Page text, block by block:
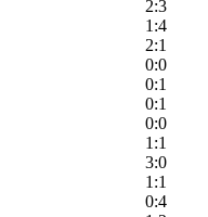
2:3
1:4
2:1
0:0
0:1
0:1
0:0
1:1
3:0
1:1
0:4